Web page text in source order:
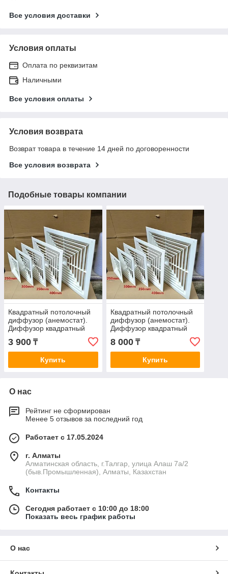
Все условия доставки
Условия оплаты
Оплата по реквизитам
Наличными
Все условия оплаты
Условия возврата
Возврат товара в течение 14 дней по договоренности
Все условия возврата
Подобные товары компании
Квадратный потолочный
диффузор (анемостат).
Диффузор квадратный
150х150
3 900 ₸
Купить
Квадратный потолочный
диффузор (анемостат).
Диффузор квадратный
300х300
8 000₸
Купить
О нас
Рейтинг не сформирован
Менее 5 отзывов за последний год
Работает с 17.05.2024
г. Алматы
Алматинская область, г.Талгар, улица Алаш 7а/2
(быв.Промышленная), Алматы, Казахстан
Контакты
Сегодня работает с 10:00 до 18:00
Показать весь график работы
О нас